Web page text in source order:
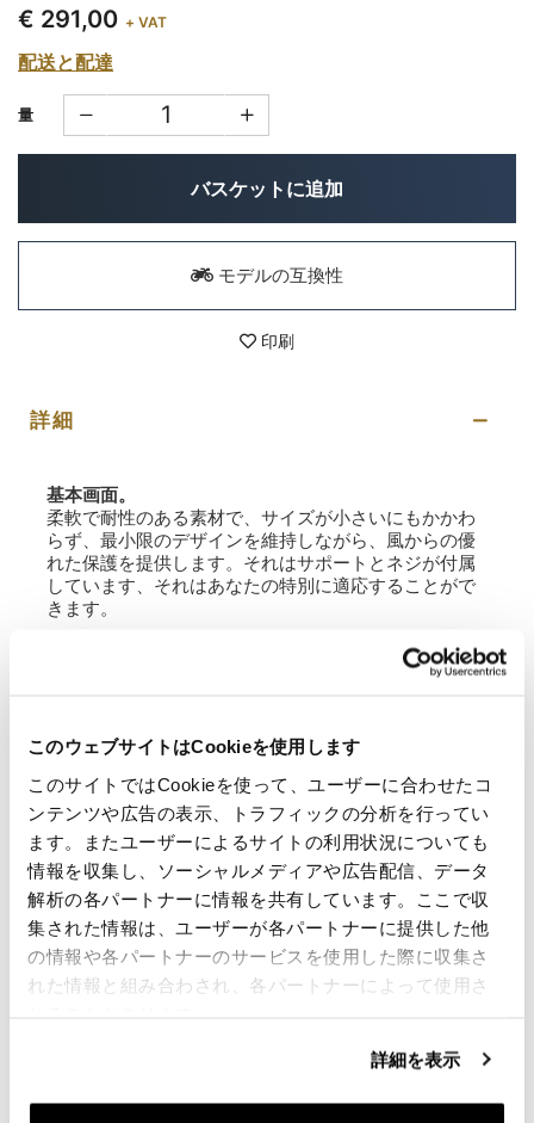
このウェブサイトはCookieを使用します
このサイトではCookieを使って、ユーザーに合わせたコ
ンテンツや広告の表示、トラフィックの分析を行ってい
ます。またユーザーによるサイトの利用状況についても
情報を収集し、ソーシャルメディアや広告配信、データ
解析の各パートナーに情報を共有しています。ここで収
集された情報は、ユーザーが各パートナーに提供した他
の情報や各パートナーのサービスを使用した際に収集さ
れた情報と組み合わされ、各パートナーによって使用さ
詳細を表示
€ 291,00 + VAT
配送と配達
量
バスケットに追加
モデルの互換性
印刷
詳細
基本画面。
柔軟で耐性のある素材で、サイズが小さいにもかかわ
らず、最小限のデザインを維持しながら、風からの優
れた保護を提供します。それはサポートとネジが付属
しています、それはあなたの特別に適応することがで
きます。
最高のものを提供するために、私たちは常に製品を詳
細に改善しています。画像は以前のバージョンを参照
要請情報
レビュー
レビューを書くには、ログイン する必要があります。
Condividi 送信
あなたに興味のある製品